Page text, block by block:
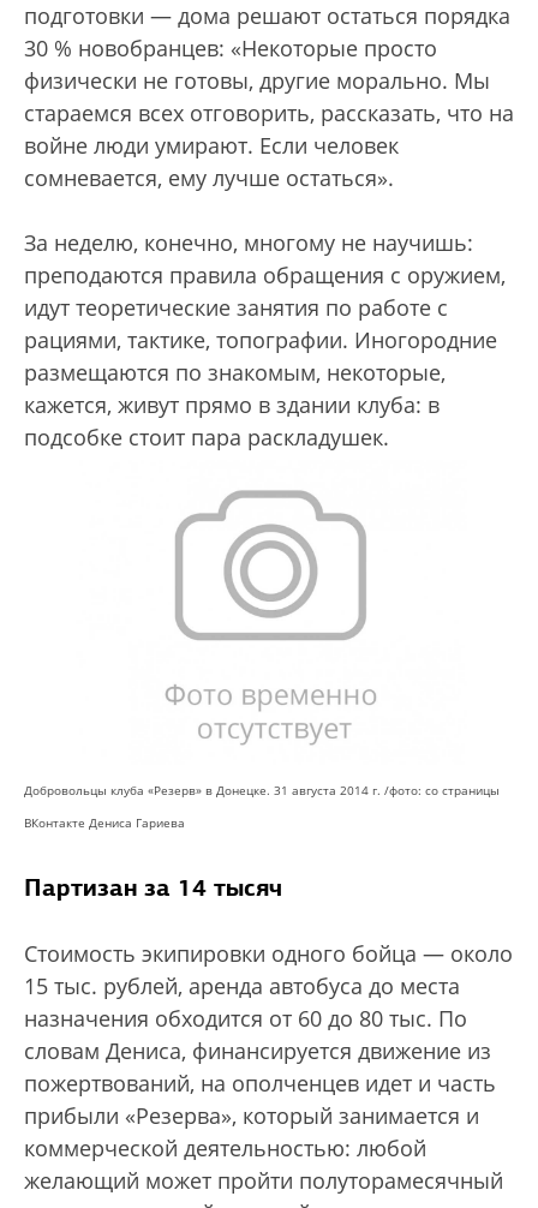
подготовки — дома решают остаться порядка
30 % новобранцев: «Некоторые просто
физически не готовы, другие морально. Мы
стараемся всех отговорить, рассказать, что на
войне люди умирают. Если человек
сомневается, ему лучше остаться».
За неделю, конечно, многому не научишь:
преподаются правила обращения с оружием,
идут теоретические занятия по работе с
рациями, тактике, топографии. Иногородние
размещаются по знакомым, некоторые,
кажется, живут прямо в здании клуба: в
подсобке стоит пара раскладушек.
Добровольцы клуба «Резерв» в Донецке. 31 августа 2014 г. /фото: со страницы
ВКонтакте Дениса Гариева
Партизан за 14 тысяч
Стоимость экипировки одного бойца — около
15 тыс. рублей, аренда автобуса до места
назначения обходится от 60 до 80 тыс. По
словам Дениса, финансируется движение из
пожертвований, на ополченцев идет и часть
прибыли «Резерва», который занимается и
коммерческой деятельностью: любой
желающий может пройти полуторамесячный